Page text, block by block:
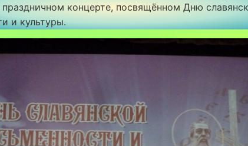
концерте, посвящённом Дню
и культуры.